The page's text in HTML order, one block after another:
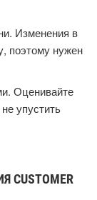
Изменения в
поэтому нужен
Оценивайте
упустить